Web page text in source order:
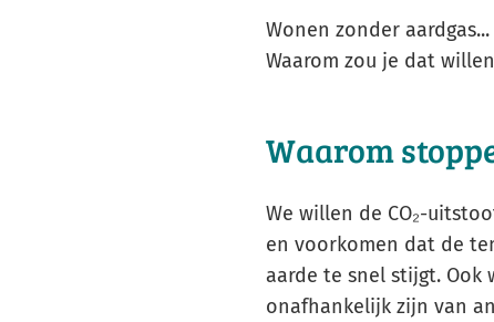
Wonen zonder
Waarom zou je dat
Waarom
We willen de CO₂-
en voorkomen dat de
aarde te snel stijgt. Ook
onafhankelijk zijn van